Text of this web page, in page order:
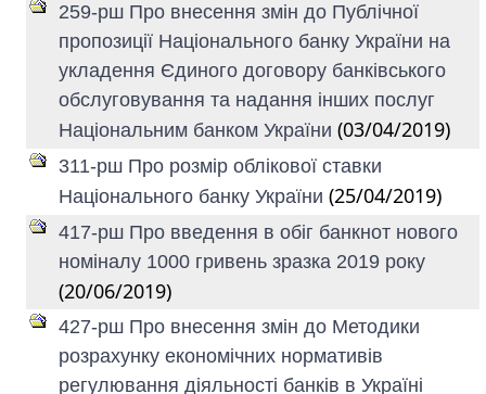
259-рш Про внесення змін до Публічної
пропозиції Національного банку України на
укладення Єдиного договору банківського
обслуговування та надання інших послуг
Національним банком України (03/04/2019)
311-рш Про розмір облікової ставки
Національного банку України (25/04/2019)
417-рш Про введення в обіг банкнот нового
номіналу 1000 гривень зразка 2019 року
(20/06/2019)
427-рш Про внесення змін до Методики
розрахунку економічних нормативів
регулювання діяльності банків в Україні